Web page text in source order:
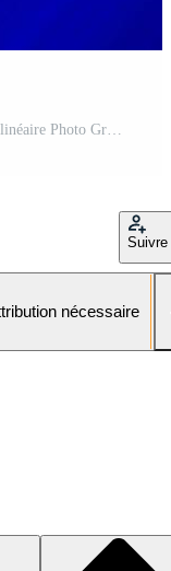
Suivre
nécessaire